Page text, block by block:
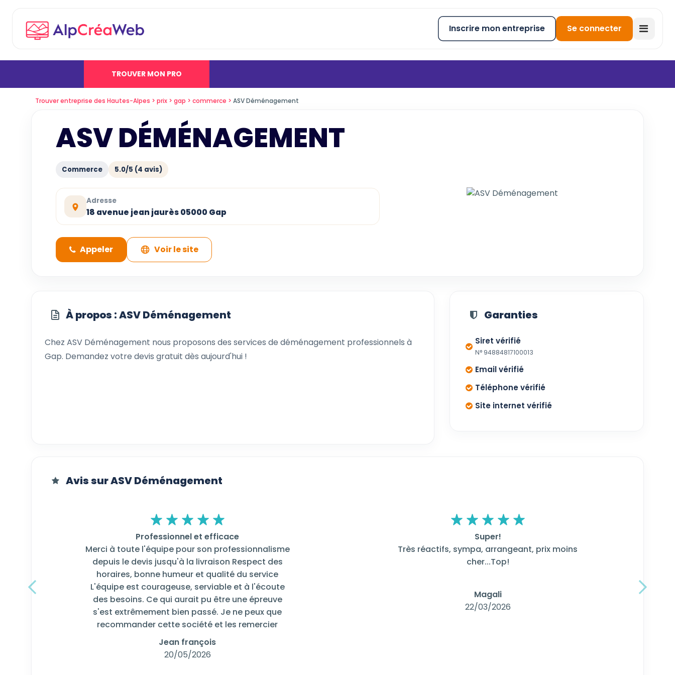
Inscrire mon entreprise Se connecter
TROUVER MON PRO
Trouver entreprise des Hautes-Alpes prix gap commerce ASV Déménagement
ASV DÉMÉNAGEMENT
Commerce 5.0/5 (4 avis)
Adresse
18 avenue jean jaurès 05000 Gap
Appeler Voir le site
À propos : ASV Déménagement
Chez ASV Déménagement nous proposons des services de déménagement professionnels à
Gap. Demandez votre devis gratuit dès aujourd'hui !
Garanties
Siret vérifié
N° 94884817100013
Email vérifié
Téléphone vérifié
Site internet vérifié
Avis sur ASV Déménagement
Professionnel et efficace
Merci à toute l'équipe pour son professionnalisme
depuis le devis jusqu'à la livraison Respect des
horaires, bonne humeur et qualité du service
L'équipe est courageuse, serviable et à l'écoute
des besoins. Ce qui aurait pu être une épreuve
s'est extrêmement bien passé. Je ne peux que
recommander cette société et les remercier
Jean françois
20/05/2026
Super!
Très réactifs, sympa, arrangeant, prix moins
cher...Top!
Magali
22/03/2026
Précedent Suivant